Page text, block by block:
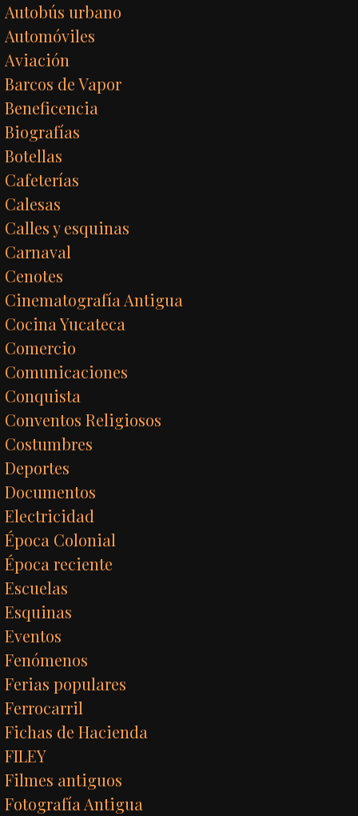
Autobús urbano
Automóviles
Aviación
Barcos de Vapor
Beneficencia
Biografías
Botellas
Cafeterías
Calesas
Calles y esquinas
Carnaval
Cenotes
Cinematografía Antigua
Cocina Yucateca
Comercio
Comunicaciones
Conquista
Conventos Religiosos
Costumbres
Deportes
Documentos
Electricidad
Época Colonial
Época reciente
Escuelas
Esquinas
Eventos
Fenómenos
Ferias populares
Ferrocarril
Fichas de Hacienda
FILEY
Filmes antiguos
Fotografía Antigua